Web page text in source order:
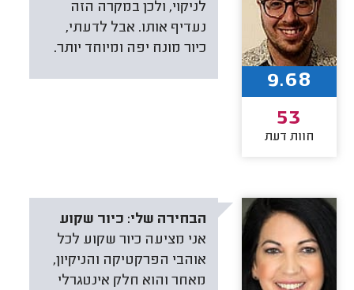
לניקוי, ולכן במקרה הזה
נעדיף אותו. אבל לדעתי,
כיור מונח יפה ומיוחד יותר.
9.68
53
חוות דעת
הבחירה שלי: כיור שקוע
אני מציעה כיור שקוע לכל
אוהבי הפרקטיקה והניקיון,
מאחר והוא חלק אינטגרלי